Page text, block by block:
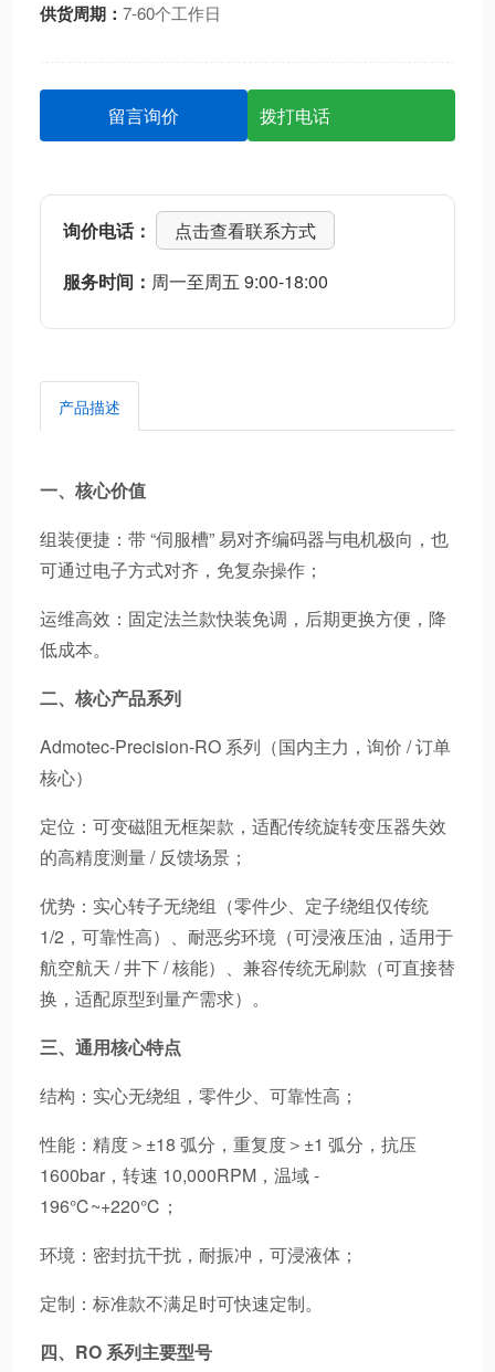
供货周期： 7-60个工作日
留言询价 拨打电话
询价电话：
点击查看联系方式
服务时间： 周一至周五 9:00-18:00
产品描述
一、核心价值
组装便捷：带 “伺服槽” 易对齐编码器与电机极向，也
可通过电子方式对齐，免复杂操作；
运维高效：固定法兰款快装免调，后期更换方便，降
低成本。
二、核心产品系列
Admotec-Precision-RO 系列（国内主力，询价 / 订单
核心）
定位：可变磁阻无框架款，适配传统旋转变压器失效
的高精度测量 / 反馈场景；
优势：实心转子无绕组（零件少、定子绕组仅传统
1/2，可靠性高）、耐恶劣环境（可浸液压油，适用于
航空航天 / 井下 / 核能）、兼容传统无刷款（可直接替
换，适配原型到量产需求）。
三、通用核心特点
结构：实心无绕组，零件少、可靠性高；
性能：精度＞±18 弧分，重复度＞±1 弧分，抗压
1600bar，转速 10,000RPM，温域 -
196℃~+220℃；
环境：密封抗干扰，耐振冲，可浸液体；
定制：标准款不满足时可快速定制。
四、RO 系列主要型号